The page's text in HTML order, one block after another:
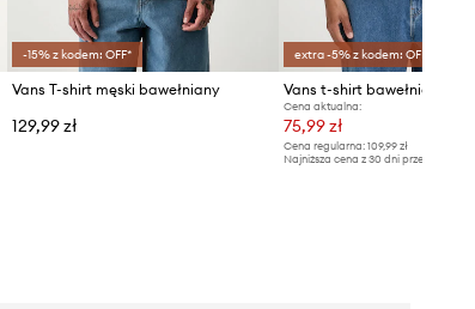
-15% z kodem: OFF*
Vans T-shirt męski bawełniany
129,99 zł
extra -5% z kodem: OFF*
Vans t-shirt bawełniany
Cena aktualna:
75,99 zł
Cena regularna: 109,99 zł
Najniższa cena z 30 dni przed obniżką: